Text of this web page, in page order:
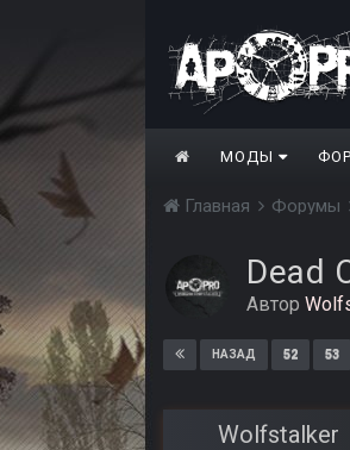
МОДЫ
Главная Форумы
Dead
Автор
НАЗАД 52 53
Wolfstalker